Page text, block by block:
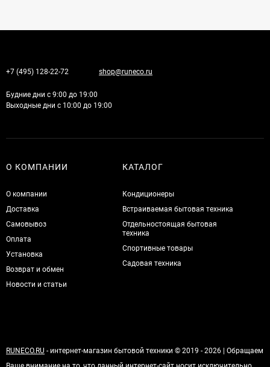
+7 (495) 128-22-72 shop@runeco.ru
Будние дни с 9:00 до 19:00
Выходные дни с 10:00 до 19:00
О КОМПАНИИ
О компании
Доставка
Самовывоз
Оплата
Установка
Возврат и обмен
Новости и статьи
КАТАЛОГ
Кондиционеры
Встраиваемая бытовая техника
Отдельностоящая бытовая
техника
Спортивные товары
Садовая техника
RUNECO.RU - интернет-магазин бытовой техники © 2019 - 2026 | Обращаем